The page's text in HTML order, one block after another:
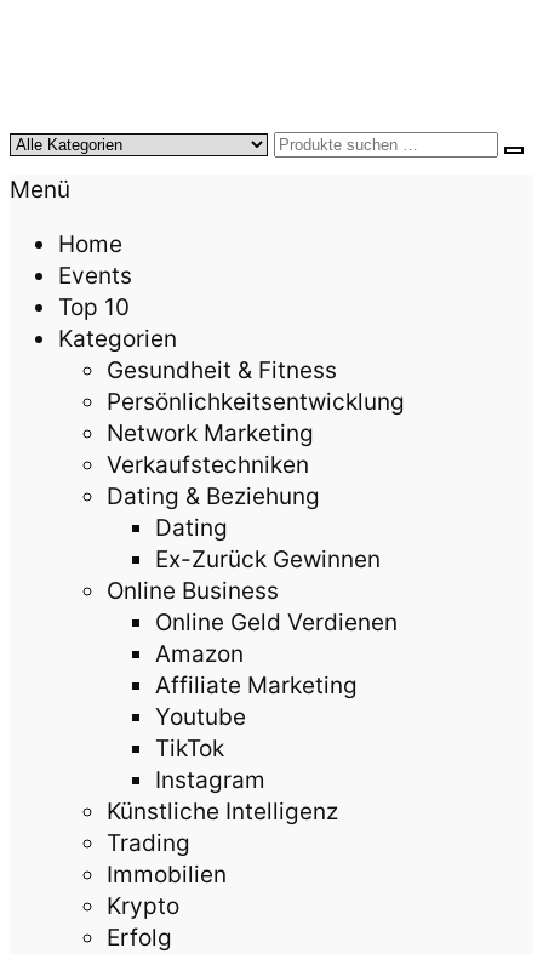
KursTipps.de
Weil Weiterbildung die beste Investition für mehr
Lebensqualität ist.
Menü
Home
Events
Top 10
Kategorien
Gesundheit & Fitness
Persönlichkeitsentwicklung
Network Marketing
Verkaufstechniken
Dating & Beziehung
Dating
Ex-Zurück Gewinnen
Online Business
Online Geld Verdienen
Amazon
Affiliate Marketing
Youtube
TikTok
Instagram
Künstliche Intelligenz
Trading
Immobilien
Krypto
Erfolg